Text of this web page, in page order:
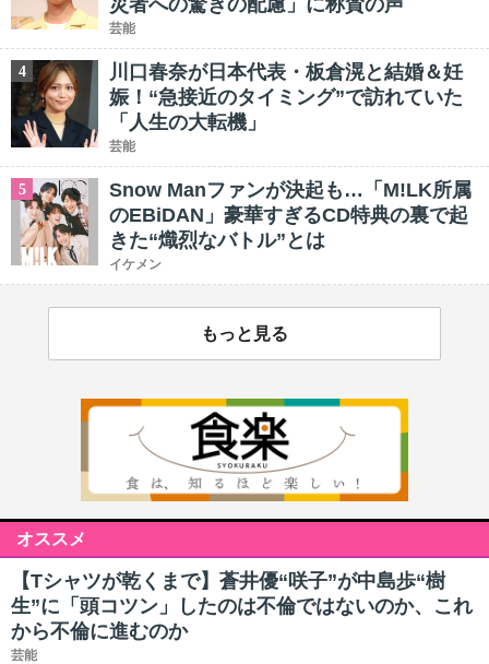
災者への驚きの配慮」に称賛の声
芸能
4
川口春奈が日本代表・板倉滉と結婚＆妊
娠！“急接近のタイミング”で訪れていた
「人生の大転機」
芸能
5
Snow Manファンが決起も…「M!LK所属
のEBiDAN」豪華すぎるCD特典の裏で起
きた“熾烈なバトル”とは
イケメン
もっと見る
オススメ
【Tシャツが乾くまで】蒼井優“咲子”が中島歩“樹
生”に「頭コツン」したのは不倫ではないのか、これ
から不倫に進むのか
芸能